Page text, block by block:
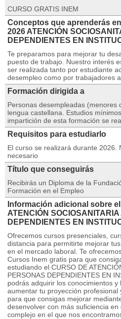
CURSO GRATIS INEM
Conceptos que aprenderás
2026 ATENCIÓN
DEPENDIENTES EN
Te preparamos para mejorar tu
puesto de trabajo. Nuestro interés
ser realizada tanto por estudiante
desempleo como por trabajadores
Formación dirigida a
Personas desempleadas (menores
lengua castellana. Estudios
impartición de esta formación se
Requisitos para estudiarlo
El curso se realizará durante 2026.
necesario
Título que conseguirás
Recibirás un Diploma de la
Formación en el Empleo
Información adicional sobre
ATENCIÓN
DEPENDIENTES EN
Ofrecemos cursos presenciales,
distancia para permitirte mejorar
en el mercado laboral. Te
Cursos Inem gratis para que
estudiando el CURSO DE
PERSONAS DEPENDIENTES EN
podrás adquirir los conocimientos
aumentar tu proyección
para que consigas mejorar
desenvolver con más suficiencia
complejo en el que nos